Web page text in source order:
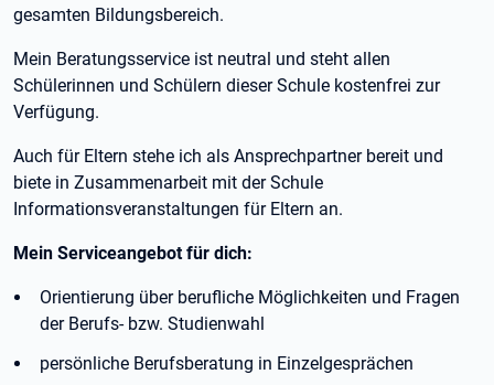
gesamten Bildungsbereich.
Mein Beratungsservice ist neutral und steht allen
Schülerinnen und Schülern dieser Schule kostenfrei zur
Verfügung.
Auch für Eltern stehe ich als Ansprechpartner bereit und
biete in Zusammenarbeit mit der Schule
Informationsveranstaltungen für Eltern an.
Mein Serviceangebot für dich:
Orientierung über berufliche Möglichkeiten und Fragen
der Berufs- bzw. Studienwahl
persönliche Berufsberatung in Einzelgesprächen